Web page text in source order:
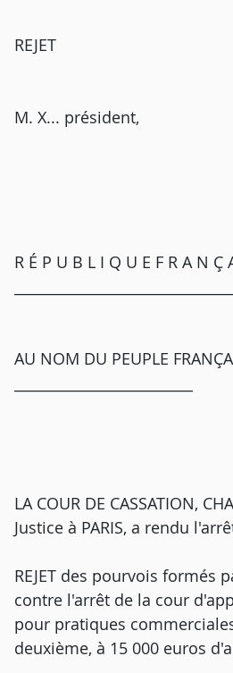
REJET
M. X... président,
R É P U B L I Q U E F R A N Ç
AU NOM DU PEUPLE
LA COUR DE CASSATION,
Justice à PARIS, a rendu
REJET des pourvois formés
contre l'arrêt de la cour
pour pratiques
deuxième, à 15 000 euros